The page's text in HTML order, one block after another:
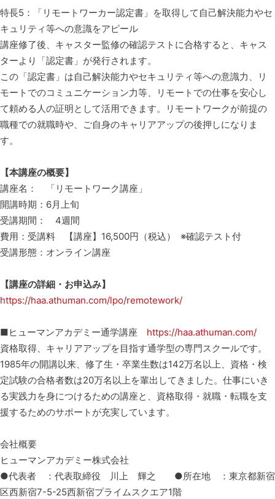
特長5：「リモートワーカー認定書」を取得して自己解決能力やセ
キュリティ等への意識をアピール
講座修了後、キャスター監修の確認テストに合格すると、キャス
ターより「認定書」が発行されます。
この「認定書」は自己解決能力やセキュリティ等への意識力、リ
モートでのコミュニケーション力等、リモートでの仕事を安心し
て頼める人の証明として活用できます。リモートワークが前提の
職種での就職時や、ご自身のキャリアアップの後押しになりま
す。
【本講座の概要】
講座名： 「リモートワーク講座」
開講時期：6月上旬
受講期間： 4週間
費用：受講料 【講座】16,500円（税込） ※確認テスト付
受講形態：オンライン講座
【講座の詳細・お申込み】
https://haa.athuman.com/lpo/remotework/
■ヒューマンアカデミー通学講座 https://haa.athuman.com/
資格取得、キャリアアップを目指す通学型の専門スクールです。
1985年の開講以来、修了生・卒業生数は142万名以上、資格・検
定試験の合格者数は20万名以上を輩出してきました。仕事にいき
る実践力を身につけるための講座と、資格取得・就職・転職を支
援するためのサポートが充実しています。
会社概要
ヒューマンアカデミー株式会社
●代表者 ：代表取締役 川上 輝之 ●所在地 ：東京都新宿
区西新宿7-5-25西新宿プライムスクエア1階